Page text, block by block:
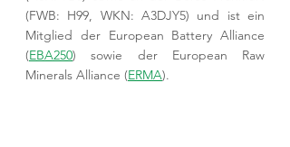
(FWB: H99, WKN: A3DJY5) und ist ein
Mitglied der European Battery Alliance
(EBA250) sowie der European Raw
Minerals Alliance (ERMA).